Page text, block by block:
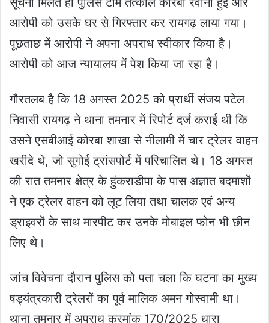
आरोपी को उसके घर से गिरफ्तार कर रायगढ़ लाया गया।
पूछताछ में आरोपी ने अपना अपराध स्वीकार किया है।
आरोपी को आज न्यायालय में पेश किया जा रहा है।
गौरतलब है कि 18 अगस्त 2025 को प्रार्थी संजय पटेल
निवासी रायगढ़ ने थाना तमनार में रिपोर्ट दर्ज कराई थी कि
उसने एसबीआई कोरबा शाखा से नीलामी में चार ट्रेलर वाहन
खरीदे थे, जो सुगोई ट्रांसपोर्ट में परिचालित थे। 18 अगस्त
की रात तमनार क्षेत्र के हुंकराडीपा के पास अज्ञात बदमाशों
ने एक ट्रेलर वाहन को लूट लिया तथा चालक एवं अन्य
ड्राइवरों के साथ मारपीट कर उनके मोबाइल फोन भी छीन
लिए थे।
जांच विवेचना दौरान पुलिस को पता चला कि घटना का मुख्य
षड्यंत्रकारी ट्रेलरों का पूर्व मालिक अमन गोस्वामी था।
थाना तमनार में अपराध क्रमांक 170/2025 धारा